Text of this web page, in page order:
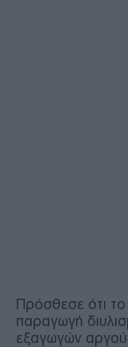
Πρόσθεσε ότι το
παραγωγή
εξαγωγών